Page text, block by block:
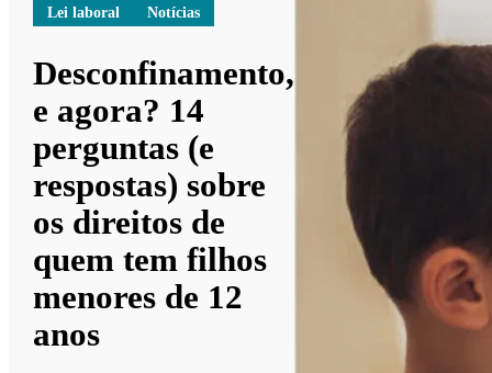
Lei laboral Notícias
Desconfinamento,
e agora? 14
perguntas (e
respostas) sobre
os direitos de
quem tem filhos
menores de 12
anos